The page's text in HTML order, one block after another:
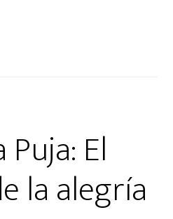
El
la alegría